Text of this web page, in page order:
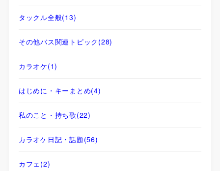
タックル全般(13)
その他バス関連トピック (28)
カラオケ(1)
はじめに・キーまとめ(4)
私のこと・持ち歌(22)
カラオケ日記・話題(56)
カフェ (2)